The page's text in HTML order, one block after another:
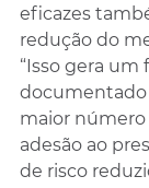
eficazes
redução do
“Isso gera um
documentado
maior número
adesão ao
de risco